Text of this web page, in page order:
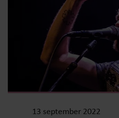
13 september 2022